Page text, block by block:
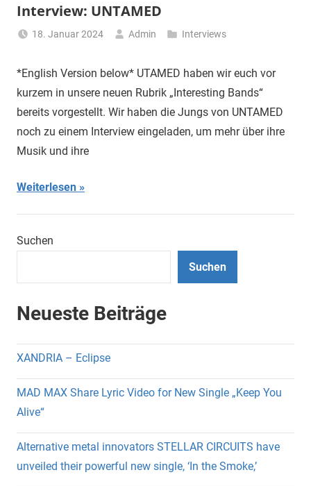
Interview: UNTAMED
18. Januar 2024 Admin Interviews
*English Version below* UTAMED haben wir euch vor
kurzem in unsere neuen Rubrik „Interesting Bands“
bereits vorgestellt. Wir haben die Jungs von UNTAMED
noch zu einem Interview eingeladen, um mehr über ihre
Musik und ihre
Weiterlesen
Suchen
Suchen
Neueste Beiträge
XANDRIA – Eclipse
MAD MAX Share Lyric Video for New Single „Keep You
Alive“
Alternative metal innovators STELLAR CIRCUITS have
unveiled their powerful new single, ‘In the Smoke,’